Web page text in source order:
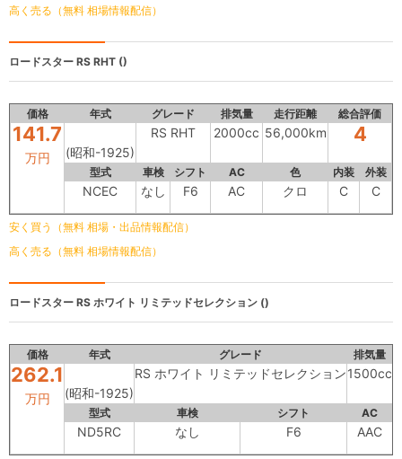
高く売る（無料 相場情報配信）
ロードスター RS RHT ()
価格 年式 グレード 排気量 走行距離 総合評価
141.7
万円 (昭和-1925)
RS RHT 2000cc 56,000km 4
型式 車検 シフト AC 色 内装 外装
NCEC なし F6 AC クロ C C
安く買う（無料 相場・出品情報配信）
高く売る（無料 相場情報配信）
ロードスター RS ホワイト リミテッドセレクション ()
価格 年式 グレード 排気量
262.1
万円 (昭和-1925)
RS ホワイト リミテッドセレクション1500cc
型式 車検 シフト AC
ND5RC なし F6 AAC